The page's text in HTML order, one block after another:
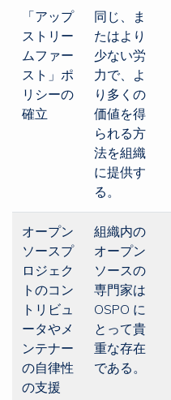
「アップ
ストリー
ムファー
スト」ポ
リシーの
確立
同じ、ま
たはより
少ない労
力で、よ
り多くの
価値を得
られる方
法を組織
に提供す
る。
オープン
ソースプ
ロジェク
トのコン
トリビュ
ータやメ
ンテナー
の自律性
の支援
組織内の
オープン
ソースの
専門家は
OSPO に
とって貴
重な存在
である。